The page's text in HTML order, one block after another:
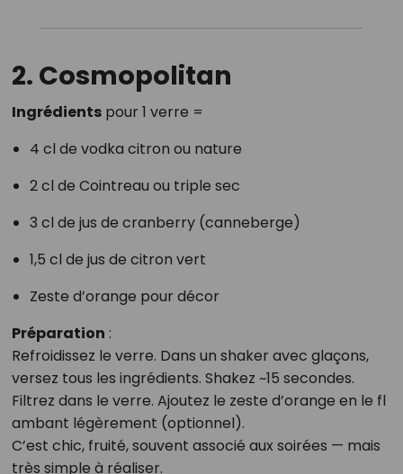
2. Cosmopolitan
Ingrédientspour 1 verre =
4 cl de vodka citron ou nature
2 cl de Cointreau ou triple sec
3 cl de jus de cranberry (canneberge)
1,5 cl de jus de citron vert
Zeste d’orange pour décor
Préparation :
Refroidissez le verre. Dans un shaker avec glaçons,
versez tous les ingrédients. Shakez ~15 secondes.
Filtrez dans le verre. Ajoutez le zeste d’orange en le fl
ambant légèrement (optionnel).
C’est chic, fruité, souvent associé aux soirées — mais
très simple à réaliser.